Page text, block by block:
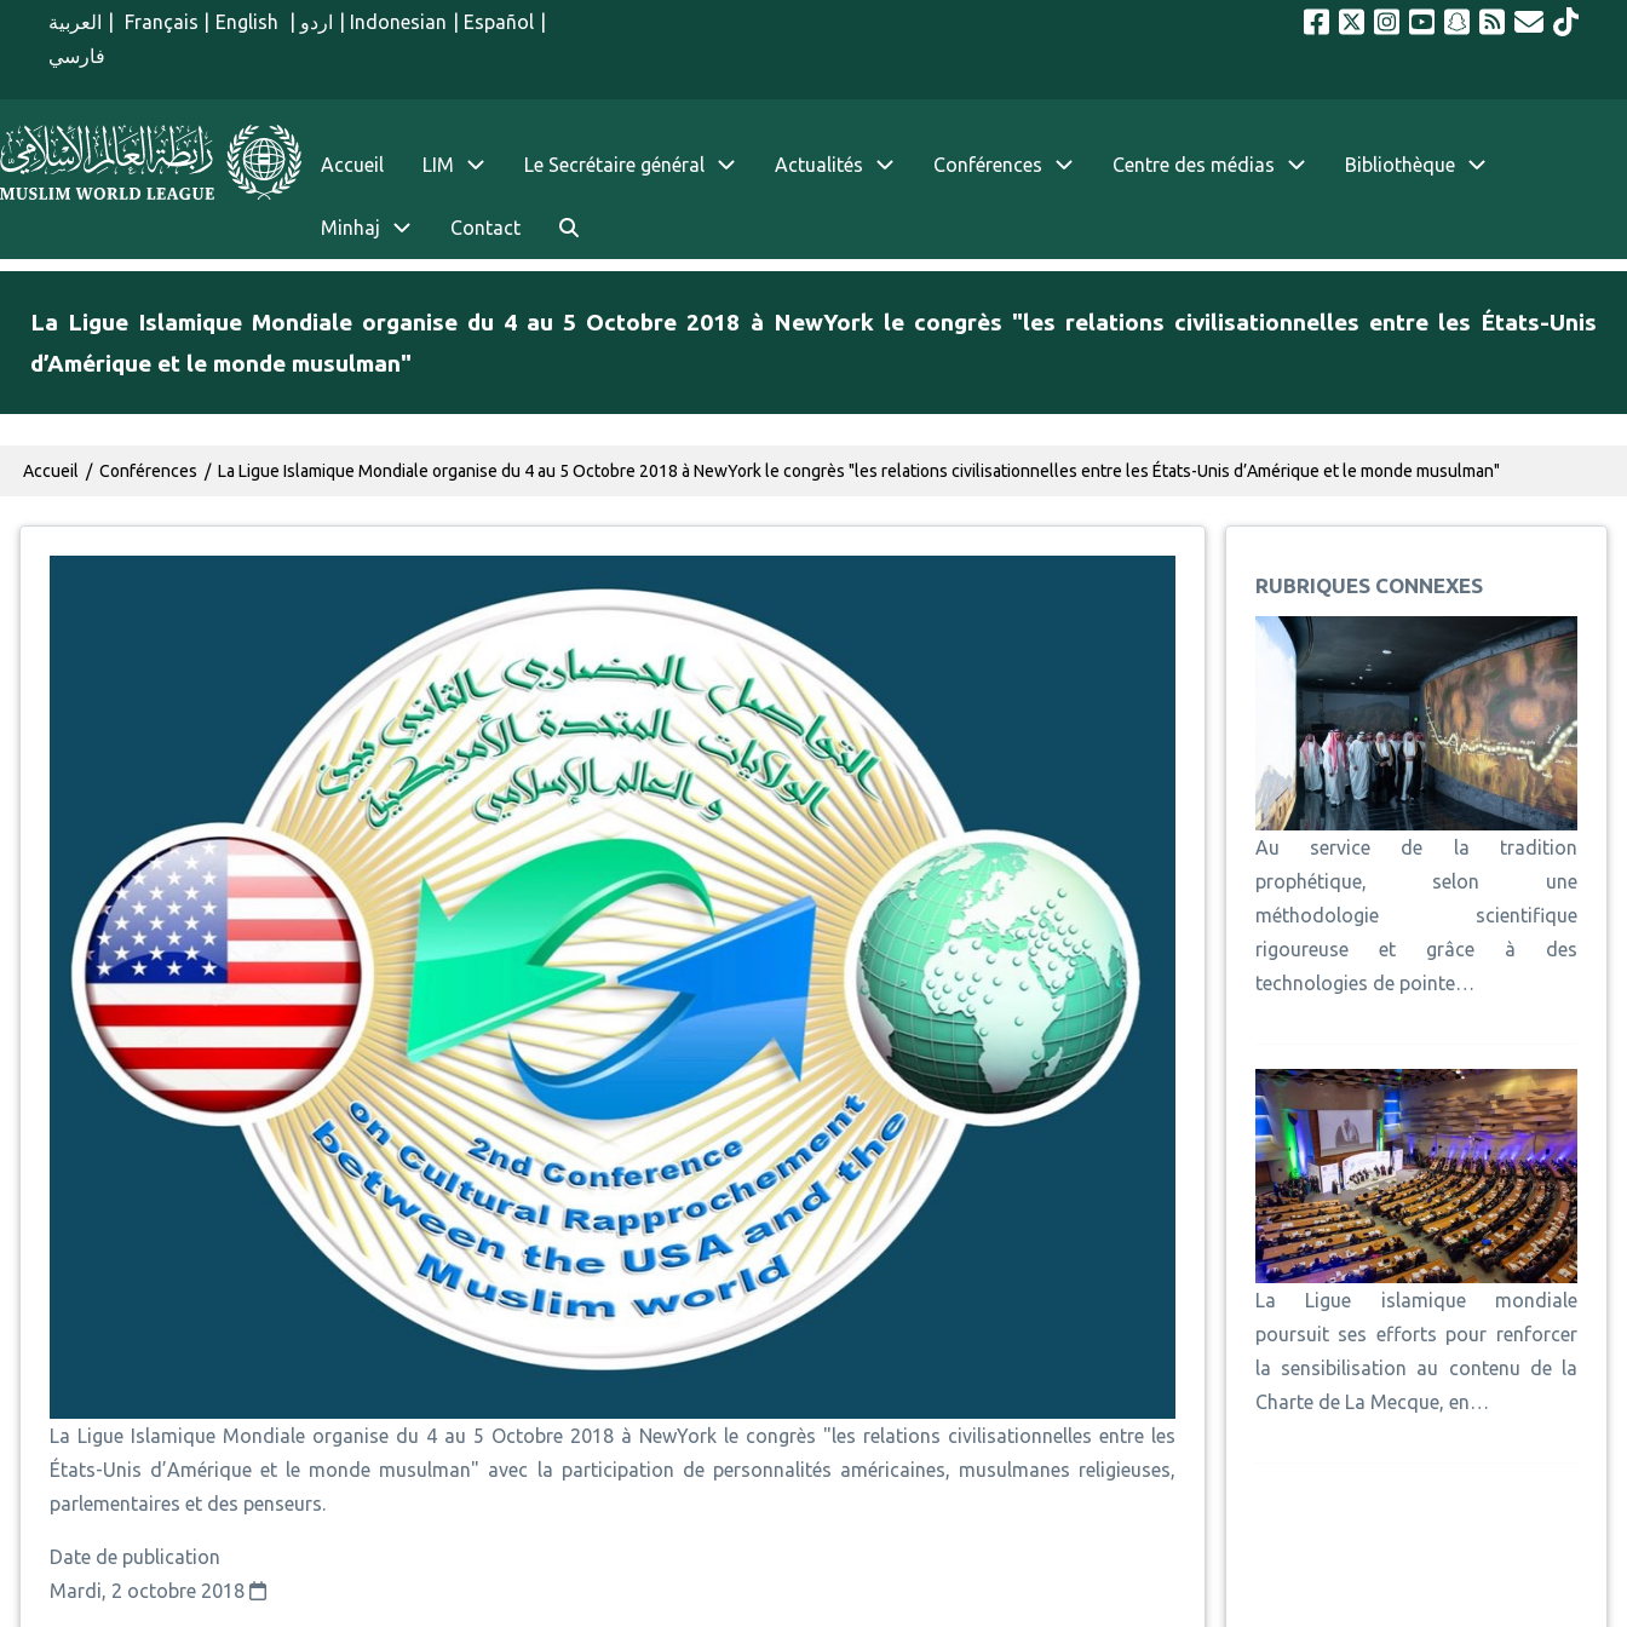
Aller au contenu principal
العربية Français English اردو Indonesian Español
فارسي
menu french
Accueil LIM Le Secrétaire général Actualités Conférences Centre des médias Bibliothèque
Minhaj Contact
La Ligue Islamique Mondiale organise du 4 au 5 Octobre 2018 à NewYork le congrès "les relations civilisationnelles entre les États-Unis
d’Amérique et le monde musulman"
Fil d'Ariane
Accueil Conférences La Ligue Islamique Mondiale organise du 4 au 5 Octobre 2018 à NewYork le congrès "les relations civilisationnelles entre les États-Unis d’Amérique et le monde musulman"
La Ligue Islamique Mondiale organise du 4 au 5 Octobre 2018 à NewYork le congrès "les relations civilisationnelles entre les
États-Unis d’Amérique et le monde musulman" avec la participation de personnalités américaines, musulmanes religieuses,
parlementaires et des penseurs.
Date de publication
Mardi, 2 octobre 2018
RUBRIQUES CONNEXES
Au service de la tradition
prophétique, selon une
méthodologie scientifique
rigoureuse et grâce à des
technologies de pointe…
La Ligue islamique mondiale
poursuit ses efforts pour renforcer
la sensibilisation au contenu de la
Charte de La Mecque, en…